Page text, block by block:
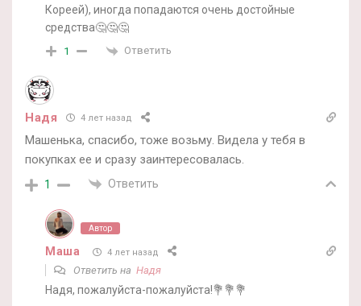
Кореей), иногда попадаются очень достойные
средства🤔🤔🤔
1 Ответить
Надя 4 лет назад
Машенька, спасибо, тоже возьму. Видела у тебя в
покупках ее и сразу заинтересовалась.
1 Ответить
Автор
Маша 4 лет назад
Ответить на Надя
Надя, пожалуйста-пожалуйста!💐💐💐